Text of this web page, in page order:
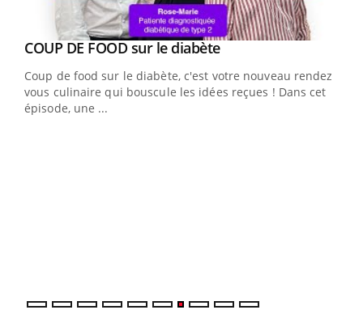
Youtube
COUP DE FOOD sur le diabèteYoutube
Coup de food sur le diabète, c'est votre nouveau rendez-
vous culinaire qui bouscule les idées reçues ! Dans cet
épisode, une ...